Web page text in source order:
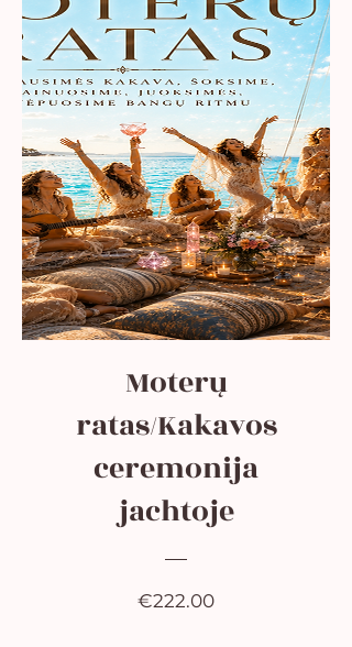
Moterų
ratas/Kakavos
ceremonija
jachtoje
€222.00Price